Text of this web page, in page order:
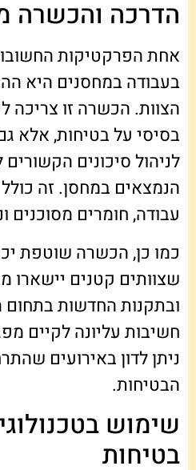
הדרכה והכשרה
אחת הפרקטיקות
בעבודה במחסנים היא
הצוות. הכשרה זו צריכה
בסיסי על בטיחות, אלא
לניהול סיכונים הקשורים
הנמצאים במחסן. זה
עבודה, חומרים מסוכנים
כמו כן, הכשרה שוטפת
שצוותים קטנים יישארו
ובתקנות החדשות בתחום
חשיבות עליונה לקיים
ניתן לדון באירועים
הבטיחות.
שימוש
בטיחות